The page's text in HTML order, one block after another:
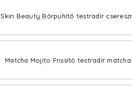
Skin Beauty Bőrpuhító testradír
Matcha Mojito Frissítő testradír